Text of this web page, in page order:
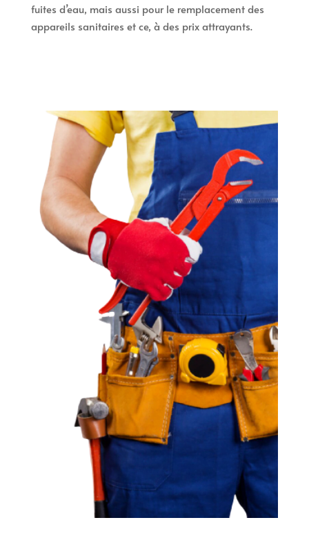
fuites d’eau, mais aussi pour le remplacement des
appareils sanitaires et ce, à des prix attrayants.